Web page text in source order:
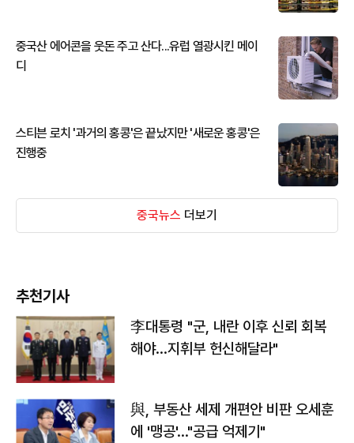
중국산 에어콘을 웃돈 주고 산다...유럽 열광시킨 메이
디
스티븐 로치 '과거의 홍콩'은 끝났지만 '새로운 홍콩'은
진행중
중국뉴스 더보기
추천기사
李대통령 "군, 내란 이후 신뢰 회복
해야…지휘부 헌신해달라"
與, 부동산 세제 개편안 비판 오세훈
에 '맹공'…"공급 억제기"